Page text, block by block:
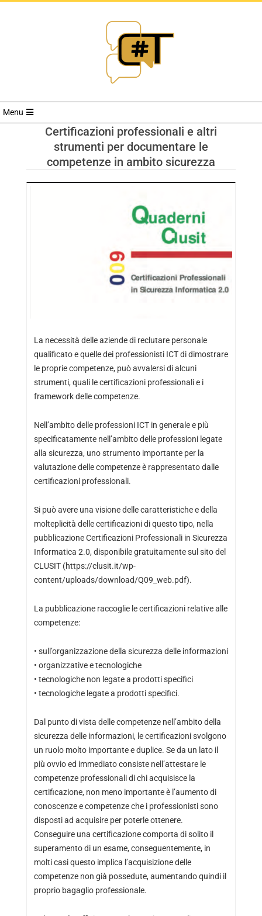
RIVISTA
TRENDS
Menu
Certificazioni professionali e altri
strumenti per documentare le
competenze in ambito sicurezza
La necessità delle aziende di reclutare personale
qualificato e quelle dei professionisti ICT di dimostrare
le proprie competenze, può avvalersi di alcuni
strumenti, quali le certificazioni professionali e i
framework delle competenze.
Nell’ambito delle professioni ICT in generale e più
specificatamente nell’ambito delle professioni legate
alla sicurezza, uno strumento importante per la
valutazione delle competenze è rappresentato dalle
certificazioni professionali.
Si può avere una visione delle caratteristiche e della
molteplicità delle certificazioni di questo tipo, nella
pubblicazione Certificazioni Professionali in Sicurezza
Informatica 2.0, disponibile gratuitamente sul sito del
CLUSIT (https://clusit.it/wp-
content/uploads/download/Q09_web.pdf).
La pubblicazione raccoglie le certificazioni relative alle
competenze:
• sull’organizzazione della sicurezza delle informazioni
• organizzative e tecnologiche
• tecnologiche non legate a prodotti specifici
• tecnologiche legate a prodotti specifici.
Dal punto di vista delle competenze nell’ambito della
sicurezza delle informazioni, le certificazioni svolgono
un ruolo molto importante e duplice. Se da un lato il
più ovvio ed immediato consiste nell’attestare le
competenze professionali di chi acquisisce la
certificazione, non meno importante è l’aumento di
conoscenze e competenze che i professionisti sono
disposti ad acquisire per poterle ottenere.
Conseguire una certificazione comporta di solito il
superamento di un esame, conseguentemente, in
molti casi questo implica l’acquisizione delle
competenze non già possedute, aumentando quindi il
proprio bagaglio professionale.